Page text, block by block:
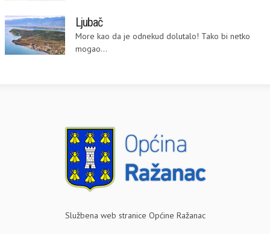
Ljubač
More kao da je odnekud dolutalo! Tako bi netko
mogao...
Službena web stranice Općine Ražanac